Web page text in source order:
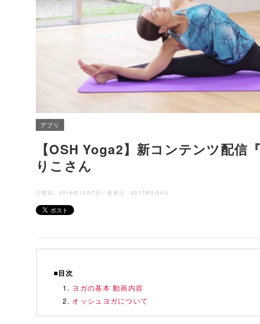
アプリ
【OSH Yoga2】新コンテンツ配信
りこさん
公開日 : 2016年10月7日 / 更新日 :2017年3月4日
■目次
ヨガの基本 動画内容
オッシュヨガについて